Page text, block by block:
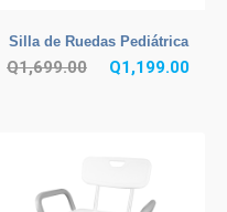
Silla de Ruedas Pediátrica
Q1,699.00 Q1,199.00El